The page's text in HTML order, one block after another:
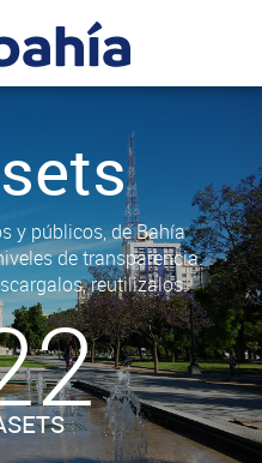
y públicos, de Bahía
de transparencia.
reutilizalos.